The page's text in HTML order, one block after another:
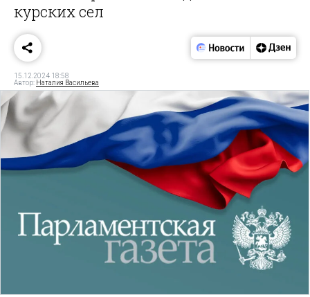
курских сел
15.12.2024 18:58
Автор: Наталия Васильева